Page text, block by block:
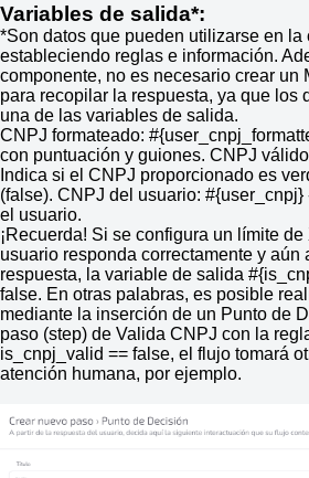
Variables de salida*:
*Son datos que pueden utilizarse en la
estableciendo reglas e información.
componente, no es necesario crear un
para recopilar la respuesta, ya que los
una de las variables de salida.
CNPJ formateado:
con puntuación y guiones. CNPJ
Indica si el CNPJ proporcionado es
(false). CNPJ del usuario:
el usuario.
¡Recuerda! Si se configura un límite
usuario responda correctamente y aún
respuesta, la variable de salida
false. En otras palabras, es posible
mediante la inserción de un Punto de
paso (step) de Valida CNPJ con la
is_cnpj_valid == false, el flujo tomará
atención humana, por ejemplo.